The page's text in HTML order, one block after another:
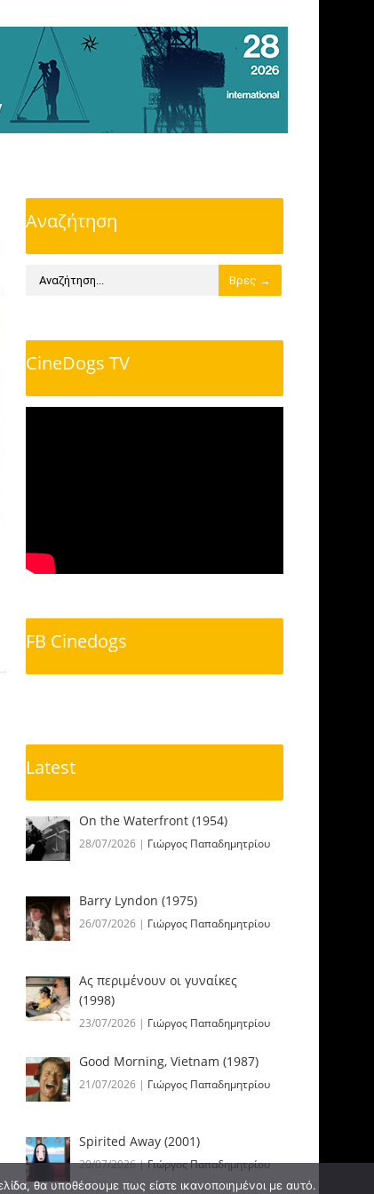
Αναζήτηση
CineDogs TV
FB Cinedogs
Latest
On the Waterfront (1954)
28/07/2026 | Γιώργος Παπαδημητρίου
Barry Lyndon (1975)
26/07/2026 | Γιώργος Παπαδημητρίου
Ας περιμένουν οι γυναίκες
(1998)
23/07/2026 | Γιώργος Παπαδημητρίου
Good Morning, Vietnam (1987)
21/07/2026 | Γιώργος Παπαδημητρίου
Spirited Away (2001)
20/07/2026|Γιώργος Παπαδημητρίου
θα υποθέσουμε πως είστε ικανοποιημένοι με αυτό.